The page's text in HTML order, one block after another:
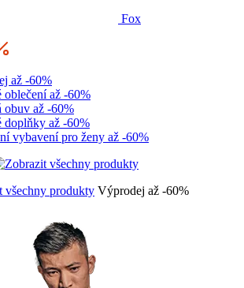
Fox
až -60%
oblečení až -60%
obuv až -60%
doplňky až -60%
vybavení pro ženy až -60%
všechny produkty Výprodej až -60%